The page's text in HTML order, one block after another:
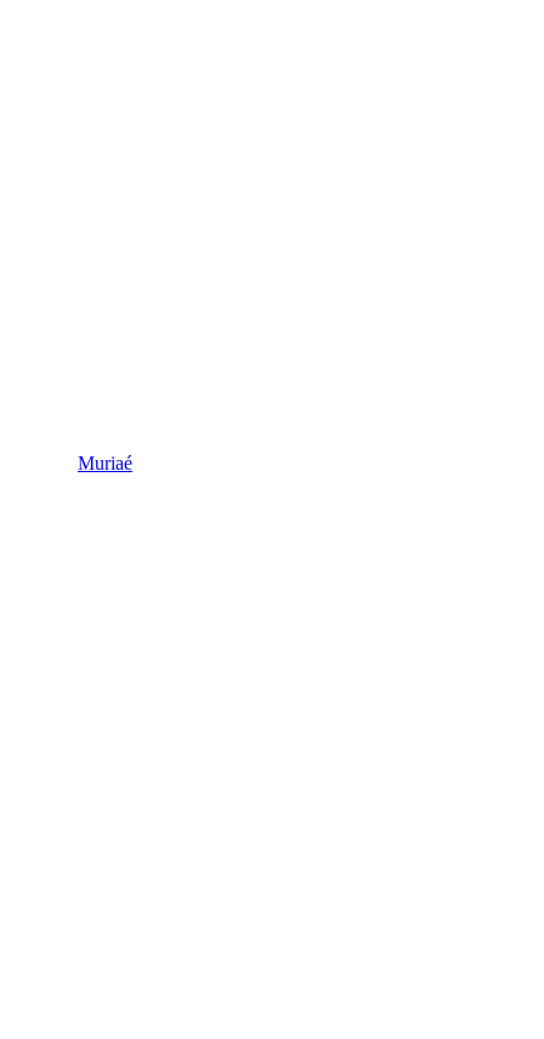
Muriaé